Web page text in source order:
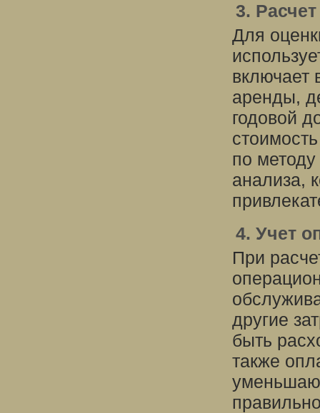
3.
Для
включает
аренды,
годовой
по
анализа,
4. Учет
При
другие
быть
также